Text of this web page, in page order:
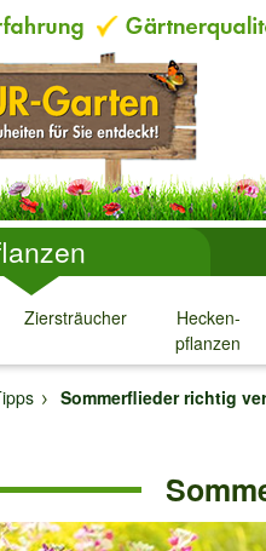
Ziersträucher
↓
Hecken-
pflanzen
↓
Sommerflieder richtig